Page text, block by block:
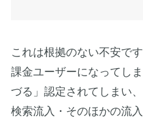
これは根拠のない不安です
課金ユーザーになってし
づる」認定されてしまい、
検索流入・そのほかの流